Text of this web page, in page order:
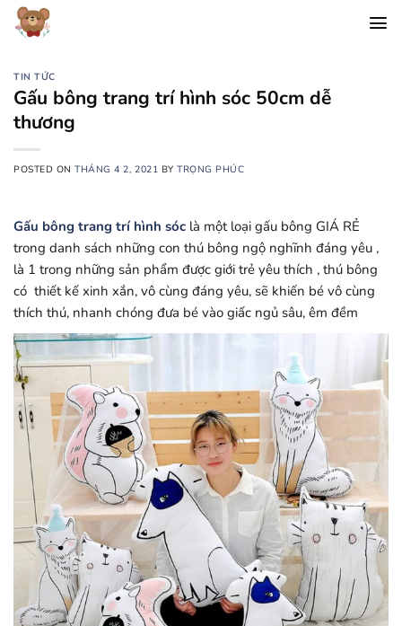
Chuyển
đến
dungTIN TỨC
Gấu bông trang trí hình sóc 50cm dễ
thương
POSTED ONTHÁNG 4 2, 2021 BYTRỌNG PHÚC
Gấu bông trang trí hình sóc là một loại gấu bông GIÁ RẺ
trong danh sách những con thú bông ngộ nghĩnh đáng yêu ,
là 1 trong những sản phẩm được giới trẻ yêu thích , thú bông
có thiết kế xinh xắn, vô cùng đáng yêu, sẽ khiến bé vô cùng
thích thú, nhanh chóng đưa bé vào giấc ngủ sâu, êm đềm